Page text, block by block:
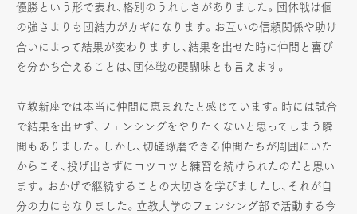
優勝という形で表れ、格別のうれしさがありました。団体戦は個
の強さよりも団結力がカギになります。お互いの信頼関係や助け
合いによって結果が変わりますし、結果を出せた時に仲間と喜び
を分かち合えることは、団体戦の醍醐味とも言えます。
立教新座では本当に仲間に恵まれたと感じています。時には試合
で結果を出せず、フェンシングをやりたくないと思ってしまう瞬
間もありました。しかし、切磋琢磨できる仲間たちが周囲にいた
からこそ、投げ出さずにコツコツと練習を続けられたのだと思い
ます。おかげで継続することの大切さを学びましたし、それが自
分の力にもなりました。立教大学のフェンシング部で活動する今